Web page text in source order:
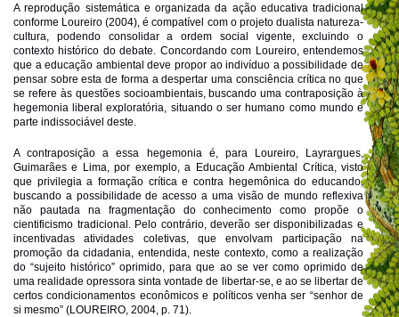
A reprodução sistemática e organizada da ação educativa tradicional
conforme Loureiro (2004), é compatível com o projeto dualista natureza-
cultura, podendo consolidar a ordem social vigente, excluindo o
contexto histórico do debate. Concordando com Loureiro, entendemos
que a educação ambiental deve propor ao indivíduo a possibilidade de
pensar sobre esta de forma a despertar uma consciência crítica no que
se refere às questões socioambientais, buscando uma contraposição à
hegemonia liberal exploratória, situando o ser humano como mundo e
parte indissociável deste.
A contraposição a essa hegemonia é, para Loureiro, Layrargues,
Guimarães e Lima, por exemplo, a Educação Ambiental Crítica, visto
que privilegia a formação crítica e contra hegemônica do educando,
buscando a possibilidade de acesso a uma visão de mundo reflexiva
não pautada na fragmentação do conhecimento como propõe o
cientificismo tradicional. Pelo contrário, deverão ser disponibilizadas e
incentivadas atividades coletivas, que envolvam participação na
promoção da cidadania, entendida, neste contexto, como a realização
do “sujeito histórico” oprimido, para que ao se ver como oprimido de
uma realidade opressora sinta vontade de libertar-se, e ao se libertar de
certos condicionamentos econômicos e políticos venha ser “senhor de
si mesmo” (LOUREIRO, 2004, p. 71).